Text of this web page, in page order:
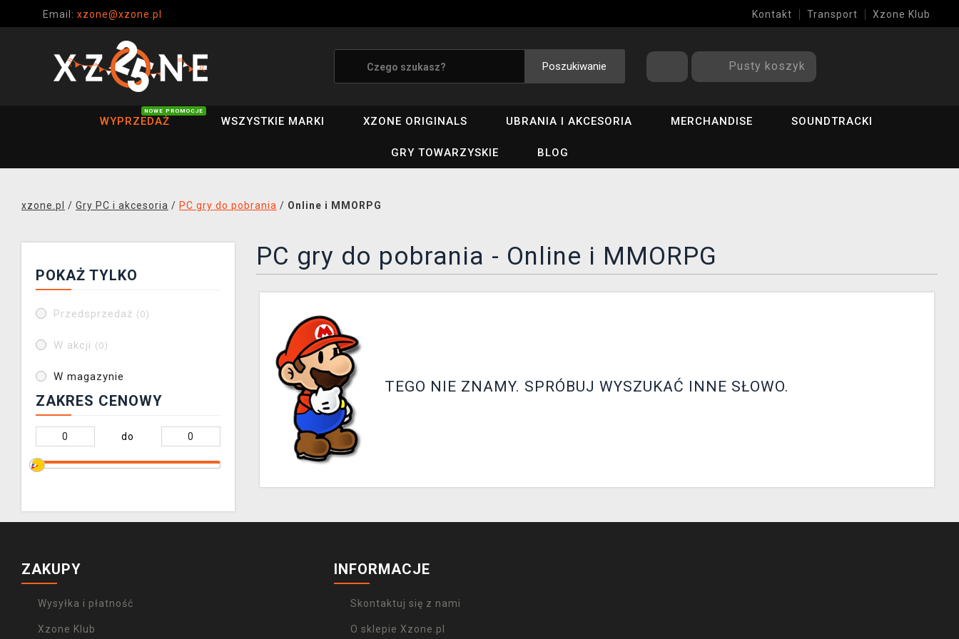
Email: xzone@xzone.pl Kontakt Transport Xzone Klub
Poszukiwanie Pusty koszyk
WYPRZEDAŻ
NOWE PROMOCJE
WSZYSTKIE MARKI XZONE ORIGINALS UBRANIA I AKCESORIA MERCHANDISE SOUNDTRACKI
GRY TOWARZYSKIE BLOG
xzone.pl / Gry PC i akcesoria / PC gry do pobrania / Online i MMORPG
POKAŻ TYLKO
Przedsprzedaż (0)
W akcji (0)
W magazynie
ZAKRES CENOWY
do
PC gry do pobrania - Online i MMORPG
TEGO NIE ZNAMY. SPRÓBUJ WYSZUKAĆ INNE SŁOWO.
ZAKUPY
Wysyłka i płatność
Xzone Klub
INFORMACJE
Skontaktuj się z nami
O sklepie Xzone.pl